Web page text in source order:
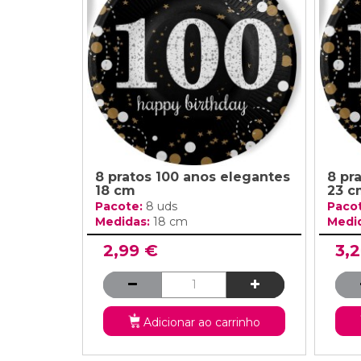
Ver MaisDecoração
Ver Mais
Ver Mais
Grinaldas
Ver Mais
8 pratos 100 anos elegantes
18 cm
Pacote: 8 uds
Medidas: 18 cm
2,99 €
Adicionar ao carrinho
8
23